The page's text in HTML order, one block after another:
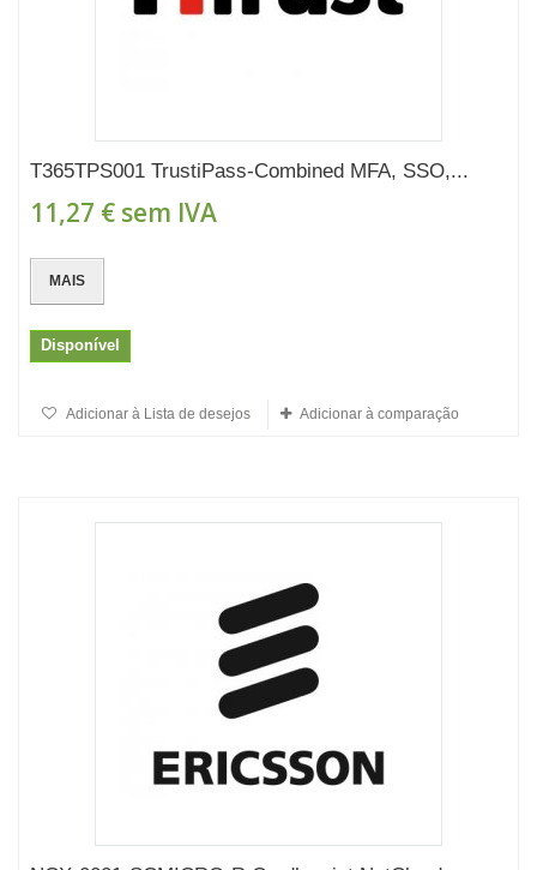
T365TPS001 TrustiPass-Combined MFA, SSO,...
11,27 € sem IVA
MAIS
Disponível
Adicionar à Lista de desejos Adicionar à comparação